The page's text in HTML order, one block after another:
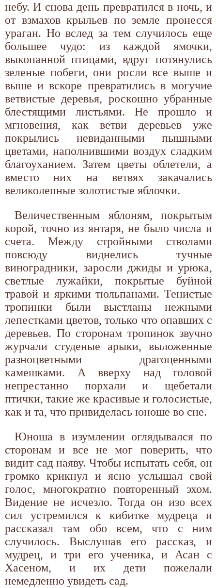
небу. И снова день превратился в ночь, и
от взмахов крыльев по земле пронесся
ураган. Но вслед за тем случилось еще
большее чудо: из каждой ямочки,
выкопанной птицами, вдруг потянулись
зеленые побеги, они росли все выше и
выше и вскоре превратились в могучие
ветвистые деревья, роскошно убранные
блестящими листьями. Не прошло и
мгновения, как ветви деревьев уже
покрылись невиданными пышными
цветами, наполнившими воздух сладким
благоуханием. Затем цветы облетели, а
вместо них на ветвях закачались
великолепные золотистые яблочки.
Величественным яблоням, покрытым
корой, точно из янтаря, не было числа и
счета. Между стройными стволами
повсюду виднелись тучные
виноградники, заросли джиды и урюка,
светлые лужайки, покрытые буйной
травой и яркими тюльпанами. Тенистые
тропинки были выстланы нежными
лепестками цветов, только что опавших с
деревьев. По сторонам тропинок звучно
журчали студеные арыки, выложенные
разноцветными драгоценными
камешками. А вверху над головой
непрестанно порхали и щебетали
птички, такие же красивые и голосистые,
как и та, что привиделась юноше во сне.
Юноша в изумлении оглядывался по
сторонам и все не мог поверить, что
видит сад наяву. Чтобы испытать себя, он
громко крикнул и ясно услышал свой
голос, многократно повторенный эхом.
Видение не исчезло. Тогда он изо всех
сил устремился к кибитке мудреца и
рассказал там обо всем, что с ним
случилось. Выслушав его рассказ, и
мудрец, и три его ученика, и Асан с
Хасеном, и их дети пожелали
немедленно увидеть сад.